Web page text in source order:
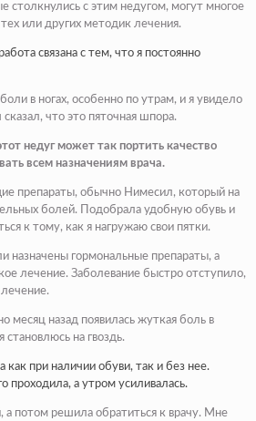
столкнулись с этим недугом, могут многое
или других методик лечения.
связана с тем, что я постоянно
в ногах, особенно по утрам, и я увидело
сказал, что это пяточная шпора.
недуг может так портить качество
всем назначениям врача.
препараты, обычно Нимесил, который на
болей. Подобрала удобную обувь и
к тому, как я нагружаю свои пятки.
назначены гормональные препараты, а
лечение. Заболевание быстро отступило,
лечение.
назад появилась жуткая боль в
становлюсь на гвоздь.
как при наличии обуви, так и без нее.
проходила, а утром усиливалась.
а потом решила обратиться к врачу. Мне